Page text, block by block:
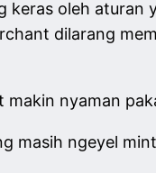
oleh aturan
dilarang
nyaman
masih ngeyel